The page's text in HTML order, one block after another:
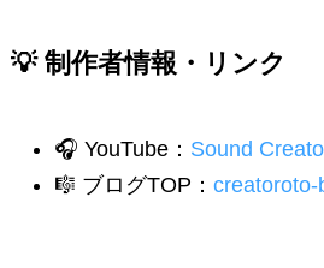
💡 制作者情報・リンク
🎧 YouTube： Sound
🎼 ブログTOP： creatoroto-